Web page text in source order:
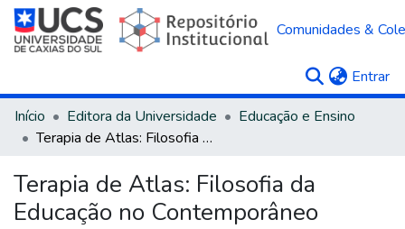
Comunidades &
Entrar
Início Editora da Universidade
Educação e Ensino
Terapia de Atlas: Filosofia da Educação no Contemporâneo
Terapia de Atlas: Filosofia da
Educação no Contemporâneo